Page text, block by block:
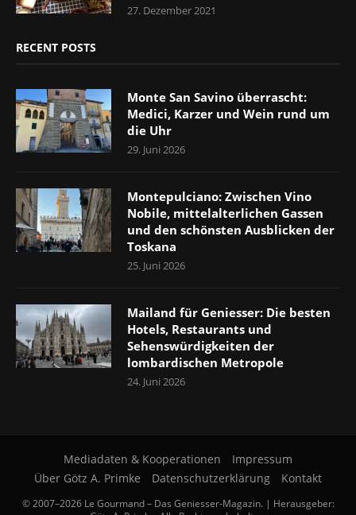
27. Dezember 2021
RECENT POSTS
Monte San Savino überrascht:
Medici, Karzer und Wein rund um
die Uhr
29. Juni 2026
Montepulciano: Zwischen Vino
Nobile, mittelalterlichen Gassen
und den schönsten Ausblicken der
Toskana
25. Juni 2026
Mailand für Geniesser: Die besten
Hotels, Restaurants und
Sehenswürdigkeiten der
lombardischen Metropole
24. Juni 2026
Mediadaten & Kooperationen
Impressum
Über Götz A. Primke
Datenschutzerklärung Kontakt
© 2007–2026 Le Gourmand – Das Geniesser-Magazin. | Herausgeber: